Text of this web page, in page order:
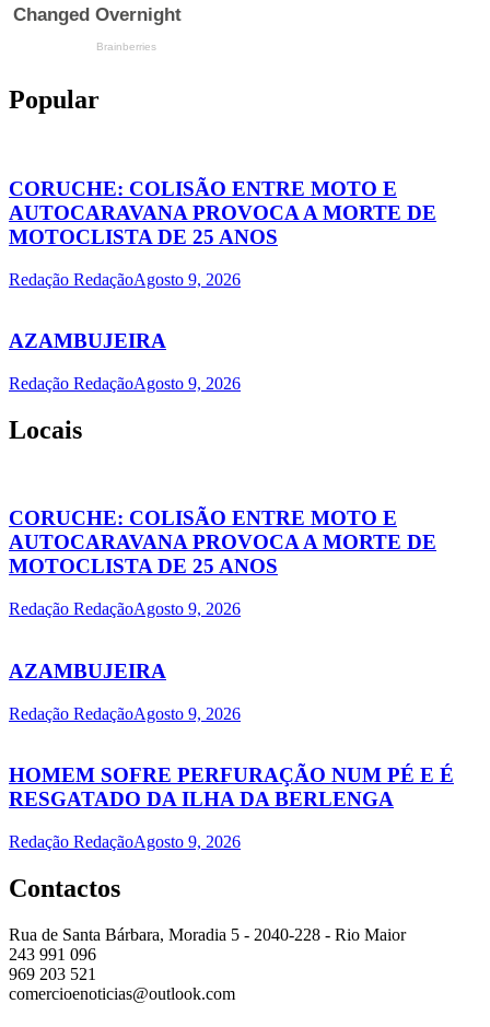
Popular
CORUCHE: COLISÃO ENTRE MOTO E
AUTOCARAVANA PROVOCA A MORTE DE
MOTOCLISTA DE 25 ANOS
Redação RedaçãoAgosto 9, 2026
AZAMBUJEIRA
Redação RedaçãoAgosto 9, 2026
Locais
CORUCHE: COLISÃO ENTRE MOTO E
AUTOCARAVANA PROVOCA A MORTE DE
MOTOCLISTA DE 25 ANOS
Redação RedaçãoAgosto 9, 2026
AZAMBUJEIRA
Redação RedaçãoAgosto 9, 2026
HOMEM SOFRE PERFURAÇÃO NUM PÉ E É
RESGATADO DA ILHA DA BERLENGA
Redação RedaçãoAgosto 9, 2026
Contactos
Rua de Santa Bárbara, Moradia 5 - 2040-228 - Rio Maior
243 991 096
969 203 521
comercioenoticias@outlook.com